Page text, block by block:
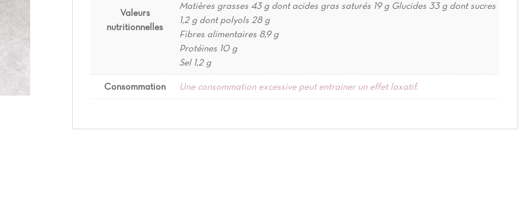
Valeurs
nutritionnelles
Matières grasses 43 g dont acides gras saturés 19 g Glucides 33 g dont sucres
1,2 g dont polyols 28 g
Fibres alimentaires 8,9 g
Protéines 10 g
Sel 1,2 g
Consommation Une consommation excessive peut entrainer un effet laxatif.